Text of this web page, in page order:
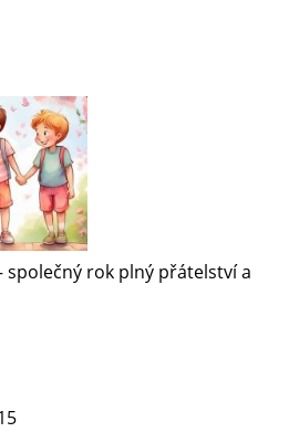
společný rok plný přátelství a